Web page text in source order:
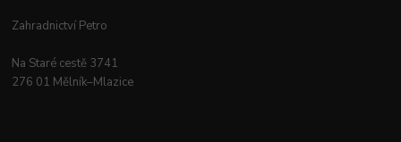
Zahradnictví Petro
Na Staré cestě 3741
276 01 Mělník–Mlazice